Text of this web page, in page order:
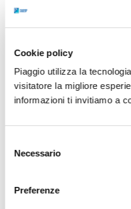
Cookie policy
Piaggio utilizza la
visitatore la migliore
informazioni ti invitiamo a
delNecessario
Preferenze
già al debutto in questo